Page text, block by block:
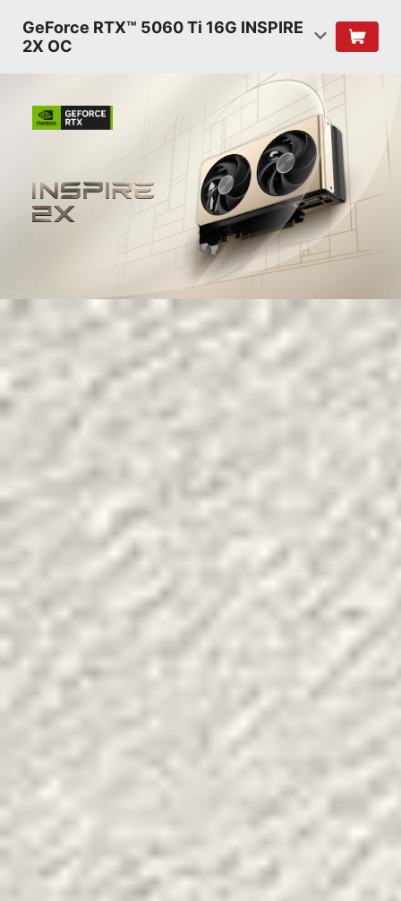
GeForce RTX™ 5060 Ti 16G INSPIRE
2X OC